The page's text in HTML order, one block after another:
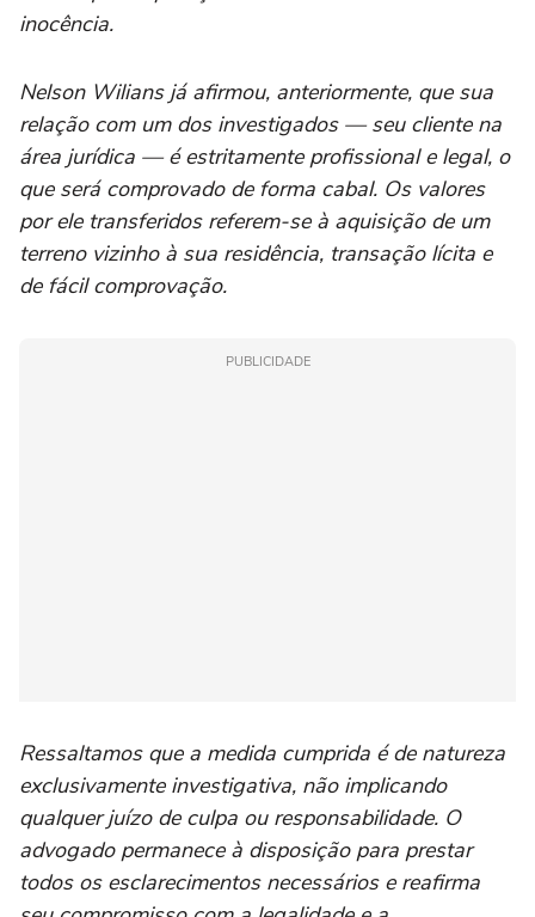
inocência.
Nelson Wilians já afirmou, anteriormente, que sua
relação com um dos investigados — seu cliente na
área jurídica — é estritamente profissional e legal, o
que será comprovado de forma cabal. Os valores
por ele transferidos referem-se à aquisição de um
terreno vizinho à sua residência, transação lícita e
de fácil comprovação.
PUBLICIDADE
Ressaltamos que a medida cumprida é de natureza
exclusivamente investigativa, não implicando
qualquer juízo de culpa ou responsabilidade. O
advogado permanece à disposição para prestar
todos os esclarecimentos necessários e reafirma